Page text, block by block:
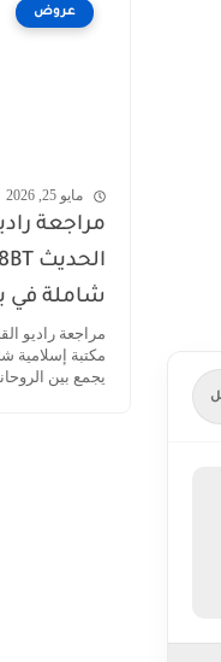
عروض
مايو 25, 2026
مراجعة
شاملة في
مكتبة إسلامية
يجمع بين